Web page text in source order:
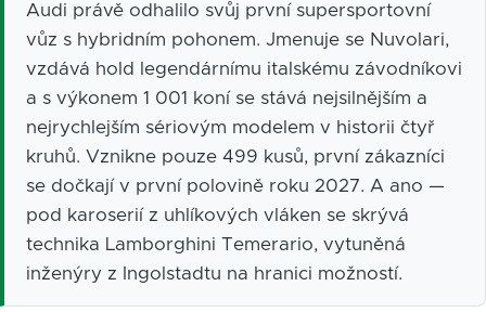
Audi právě odhalilo svůj první supersportovní
vůz s hybridním pohonem. Jmenuje se Nuvolari,
vzdává hold legendárnímu italskému závodníkovi
a s výkonem 1 001 koní se stává nejsilnějším a
nejrychlejším sériovým modelem v historii čtyř
kruhů. Vznikne pouze 499 kusů, první zákazníci
se dočkají v první polovině roku 2027. A ano —
pod karoserií z uhlíkových vláken se skrývá
technika Lamborghini Temerario, vytuněná
inženýry z Ingolstadtu na hranici možností.